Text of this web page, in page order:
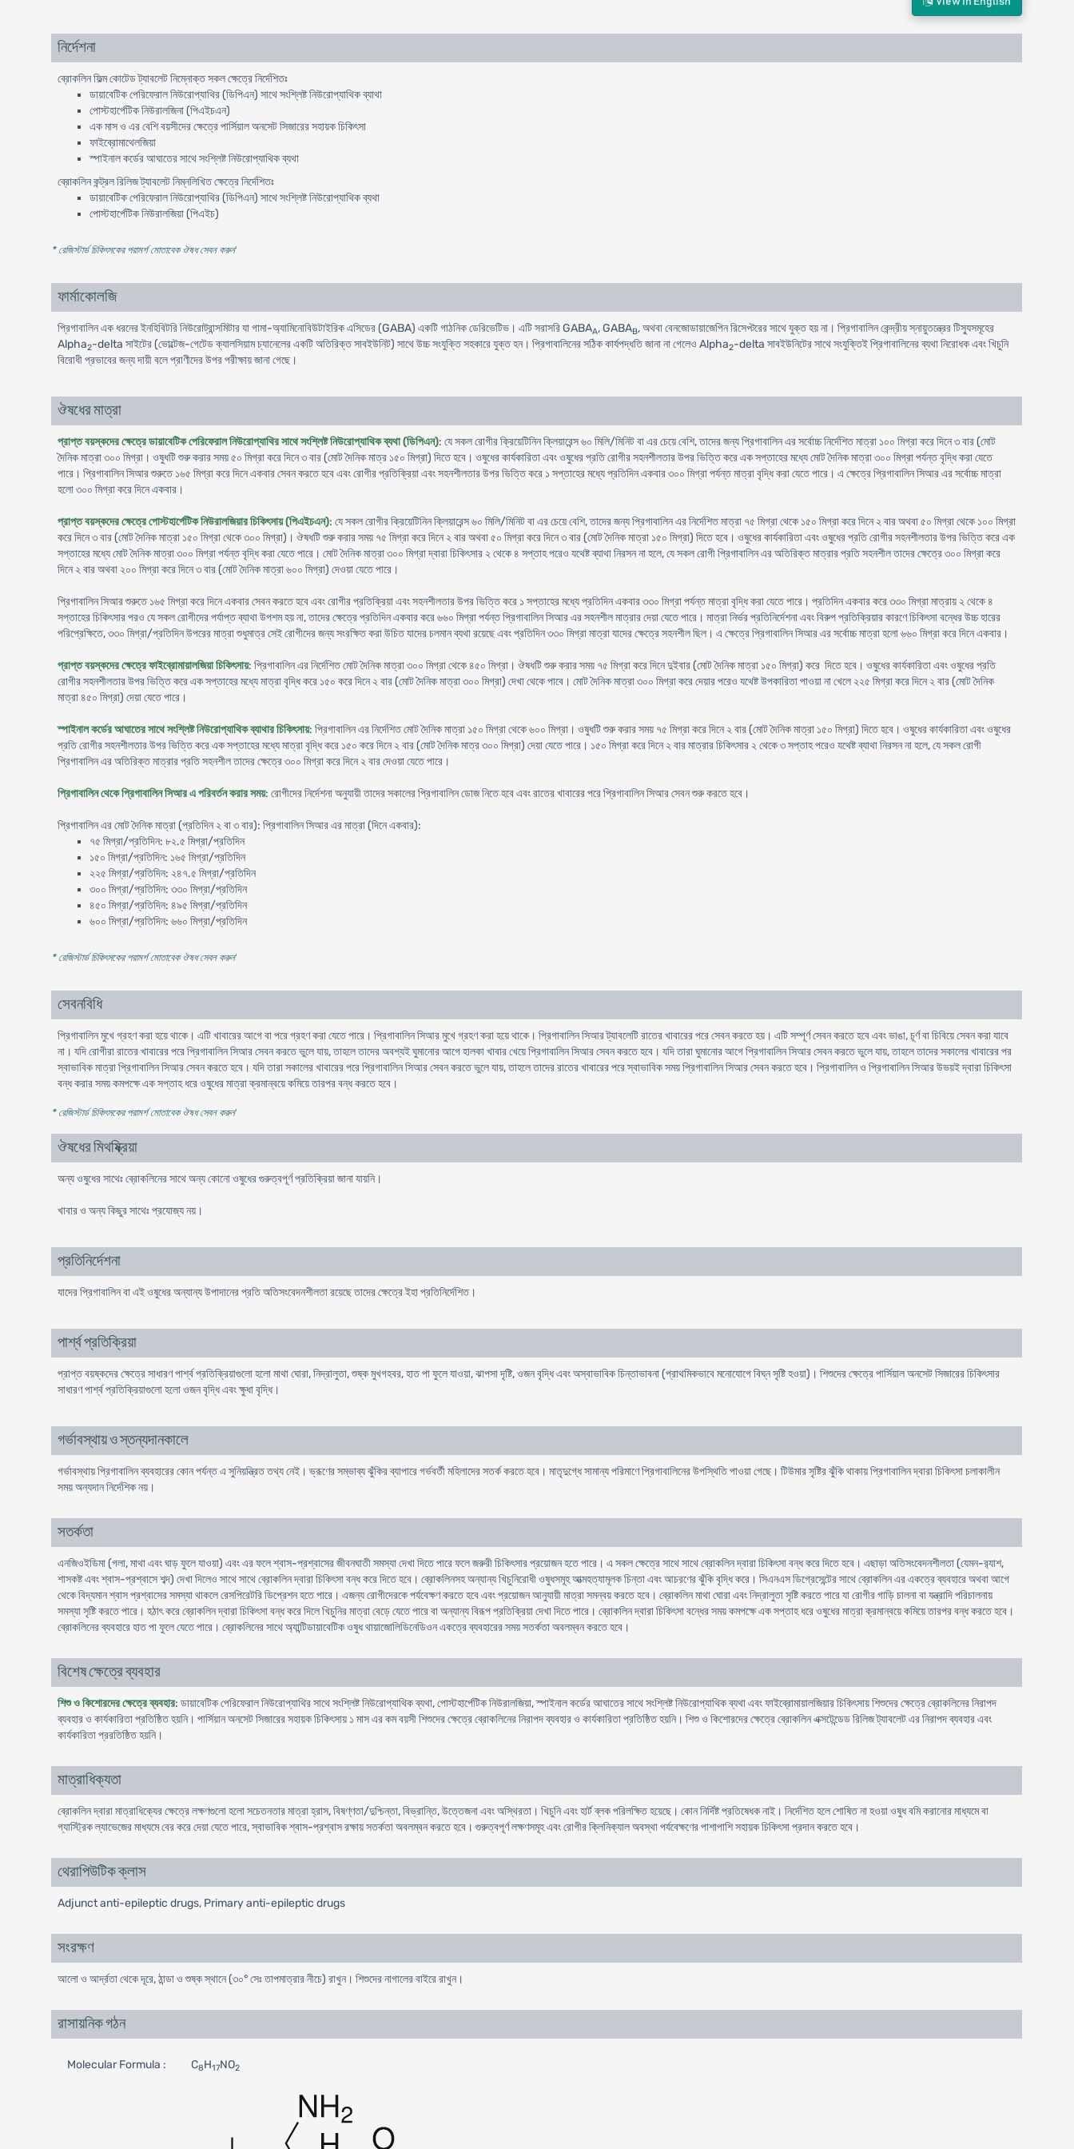
নির্দেশনা
ব্রোকলিন ফিল্ম কোটেড ট্যাবলেট নিম্নোক্ত সকল ক্ষেত্রে নির্দেশিতঃ
ডায়াবেটিক পেরিফেরাল নিউরোপ্যাথির (ডিপিএন) সাথে সংশ্লিষ্ট নিউরোপ্যাথিক ব্যাথা
পোস্টহার্পেটিক নিউরালজিনা (পিএইচএন)
এক মাস ও এর বেশি বয়সীদের ক্ষেত্রে পার্সিয়াল অনসেট সিজারের সহায়ক চিকিৎসা
ফাইব্রোমাথেলজিয়া
স্পাইনাল কর্ডের আঘাতের সাথে সংশ্লিষ্ট নিউরোপ্যাথিক ব্যথা
ব্রোকলিন কন্ট্রল রিলিজ ট্যাবলেট নিম্নলিখিত ক্ষেত্রে নির্দেশিতঃ
ডায়াবেটিক পেরিফেরাল নিউরোপ্যাথির (ডিপিএন) সাথে সংশ্লিষ্ট নিউরোপ্যাথিক ব্যথা
পোস্টহার্পেটিক নিউরালজিয়া (পিএইচ)
* রেজিস্টার্ড চিকিৎসকের পরামর্শ মোতাবেক ঔষধ সেবন করুন'
ফার্মাকোলজি
প্রিগাবালিন এক ধরনের ইনহিবিটরি নিউরোট্রান্সমিটার যা গামা-অ্যামিনোবিউটাইরিক এসিডের (GABA) একটি গাঠনিক ডেরিভেটিভ। এটি সরাসরি GABAA, GABAB, অথবা বেনজোডায়াজেপিন রিসেপ্টরের সাথে যুক্ত হয় না। প্রিগাবালিন কেন্দ্রীয় স্নায়ুতন্ত্রের টিস্যুসমূহের
Alpha2-delta সাইটের (ভোল্টেজ-গেটেড ক্যালসিয়াম চ্যানেলের একটি অতিরিক্ত সাবইউনিট) সাথে উচ্চ সংযুক্তি সহকারে যুক্ত হন। প্রিগাবালিনের সঠিক কার্যপদ্ধতি জানা না গেলেও Alpha2-delta সাবইউনিটের সাথে সংযুক্তিই প্রিগাবালিনের ব্যথা নিরোধক এবং খিচুনি
বিরোধী প্রভাবের জন্য দায়ী বলে প্রাণীদের উপর পরীক্ষায় জানা গেছে।
ঔষধের মাত্রা
প্রাপ্ত বয়স্কদের ক্ষেত্রে ডায়াবেটিক পেরিফেরাল নিউরোপ্যাথির সাথে সংশ্লিষ্ট নিউরোপ্যাথিক ব্যথা (ডিপিএন): যে সকল রোগীর ক্রিয়েটিনিন ক্লিয়ারেন্স ৬০ মিলি/মিনিট বা এর চেয়ে বেশি, তাদের জন্য প্রিগাবালিন এর সর্বোচ্চ নির্দেশিত মাত্রা ১০০ মিগ্রা করে দিনে ৩ বার (মোট
দৈনিক মাত্রা ৩০০ মিগ্রা। ওষুধটি শুরু করার সময় ৫০ মিগ্রা করে দিনে ৩ বার (মোট দৈনিক মাত্র ১৫০ মিগ্রা) দিতে হবে। ওষুধের কার্যকারিতা এবং ওষুধের প্রতি রোগীর সহনশীলতার উপর ভিত্তি করে এক সপ্তাহের মধ্যে মোট দৈনিক মাত্রা ৩০০ মিগ্রা পর্যন্ত বৃদ্ধি করা যেতে
পারে। প্রিগাবালিন সিআর শুরুতে ১৬৫ মিগ্রা করে দিনে একবার সেবন করতে হবে এবং রোগীর প্রতিক্রিয়া এবং সহনশীলতার উপর ভিত্তি করে ১ সপ্তাহের মধ্যে প্রতিদিন একবার ৩০০ মিগ্রা পর্যন্ত মাত্রা বৃদ্ধি করা যেতে পারে। এ ক্ষেত্রে প্রিগাবালিন সিআর এর সর্বোচ্চ মাত্রা
হলো ৩০০ মিগ্রা করে দিনে একবার।
প্রাপ্ত বয়স্কদের ক্ষেত্রে পোস্টহার্পেটিক নিউরালজিয়ার চিকিৎসায় (পিএইচএন): যে সকল রোগীর ক্রিয়েটিনিন ক্লিয়ারেন্স ৬০ মিলি/মিনিট বা এর চেয়ে বেশি, তাদের জন্য প্রিগাবালিন এর নির্দেশিত মাত্রা ৭৫ মিগ্রা থেকে ১৫০ মিগ্রা করে দিনে ২ বার অথবা ৫০ মিগ্রা থেকে ১০০ মিগ্রা
করে দিনে ৩ বার (মোট দৈনিক মাত্রা ১৫০ মিগ্রা থেকে ৩০০ মিগ্রা)। ঔষধটি শুরু করার সময় ৭৫ মিগ্রা করে দিনে ২ বার অথবা ৫০ মিগ্রা করে দিনে ৩ বার (মোট দৈনিক মাত্রা ১৫০ মিগ্রা) দিতে হবে। ওষুধের কার্যকারিতা এবং ওষুধের প্রতি রোগীর সহনশীলতার উপর ভিত্তি করে এক
সপ্তাহের মধ্যে মোট দৈনিক মাত্রা ৩০০ মিগ্রা পর্যন্ত বৃদ্ধি করা যেতে পারে। মোট দৈনিক মাত্রা ৩০০ মিগ্রা দ্বারা চিকিৎসার ২ থেকে ৪ সপ্তাহ পরেও যথেষ্ট ব্যাথা নিরসন না হলে, যে সকল রোগী প্রিগাবালিন এর অতিরিক্ত মাত্রার প্রতি সহনশীল তাদের ক্ষেত্রে ৩০০ মিগ্রা করে
দিনে ২ বার অথবা ২০০ মিগ্রা করে দিনে ৩ বার (মোট দৈনিক মাত্রা ৬০০ মিগ্রা) দেওয়া যেতে পারে।
প্রিগাবালিন সিআর শুরুতে ১৬৫ মিগ্রা করে দিনে একবার সেবন করতে হবে এবং রোগীর প্রতিক্রিয়া এবং সহনশীলতার উপর ভিত্তি করে ১ সপ্তাহের মধ্যে প্রতিদিন একবার ৩৩০ মিগ্রা পর্যন্ত মাত্রা বৃদ্ধি করা যেতে পারে। প্রতিদিন একবার করে ৩৩০ মিগ্রা মাত্রায় ২ থেকে ৪
সপ্তাহের চিকিৎসার পরও যে সকল রোগীদের পর্যাপ্ত ব্যাথা উপশম হয় না, তাদের ক্ষেত্রে প্রতিদিন একবার করে ৬৬০ মিগ্রা পর্যন্ত প্রিগাবালিন সিআর এর সহনশীল মাত্রার দেয়া যেতে পারে। মাত্রা নির্ভর প্রতিনির্দেশনা এবং বিরুপ প্রতিক্রিয়ার কারণে চিকিৎসা বন্ধের উচ্চ হারের
পরিপ্রেক্ষিতে, ৩৩০ মিগ্রা/প্রতিদিন উপরের মাত্রা শুধুমাত্র সেই রোগীদের জন্য সংরক্ষিত করা উচিত যাদের চলমান ব্যথা রয়েছে এবং প্রতিদিন ৩৩০ মিগ্রা মাত্রা যাদের ক্ষেত্রে সহনশীল ছিল। এ ক্ষেত্রে প্রিগাবালিন সিআর এর সর্বোচ্চ মাত্রা হলো ৬৬০ মিগ্রা করে দিনে একবার।
প্রাপ্ত বয়স্কদের ক্ষেত্রে ফাইব্রোমায়ালজিয়া চিকিৎসায়: প্রিগাবালিন এর নির্দেশিত মোট দৈনিক মাত্রা ৩০০ মিগ্রা থেকে ৪৫০ মিগ্রা। ঔষধটি শুরু করার সময় ৭৫ মিগ্রা করে দিনে দুইবার (মোট দৈনিক মাত্রা ১৫০ মিগ্রা) করে দিতে হবে। ওষুধের কার্যকারিতা এবং ওষুধের প্রতি
রোগীর সহনশীলতার উপর ভিত্তি করে এক সপ্তাহের মধ্যে মাত্রা বৃদ্ধি করে ১৫০ করে দিনে ২ বার (মোট দৈনিক মাত্রা ৩০০ মিগ্রা) দেখা থেকে পাবে। মোট দৈনিক মাত্রা ৩০০ মিগ্রা করে দেয়ার পরেও যথেষ্ট উপকারিতা পাওয়া না খেলে ২২৫ মিগ্রা করে দিনে ২ বার (মোট দৈনিক
মাত্রা ৪৫০ মিগ্রা) দেয়া যেতে পারে।
স্পাইনাল কর্ডের আঘাতের সাথে সংশ্লিষ্ট নিউরোপ্যাথিক ব্যাথার চিকিৎসায়: প্রিগাবালিন এর নির্দেশিত মোট দৈনিক মাত্রা ১৫০ মিগ্রা থেকে ৬০০ মিগ্রা। ওষুধটি শুরু করার সময় ৭৫ মিগ্রা করে দিনে ২ বার (মোট দৈনিক মাত্রা ১৫০ মিগ্রা) দিতে হবে। ওষুধের কার্যকারিতা এবং ওষুধের
প্রতি রোগীর সহনশীলতার উপর ভিত্তি করে এক সপ্তাহের মধ্যে মাত্রা বৃদ্ধি করে ১৫০ করে দিনে ২ বার (মোট দৈনিক মাত্র ৩০০ মিগ্রা) দেয়া যেতে পারে। ১৫০ মিগ্রা করে দিনে ২ বার মাত্রার চিকিৎসার ২ থেকে ৩ সপ্তাহ পরেও যথেষ্ট ব্যাথা নিরসন না হলে, যে সকল রোগী
প্রিগাবালিন এর অতিরিক্ত মাত্রার প্রতি সহনশীল তাদের ক্ষেত্রে ৩০০ মিগ্রা করে দিনে ২ বার দেওয়া যেতে পারে।
প্রিগাবালিন থেকে প্রিগাবালিন সিআর এ পরিবর্তন করার সময়: রোগীদের নির্দেশনা অনুযায়ী তাদের সকালের প্রিগাবালিন ডোজ নিতে হবে এবং রাতের খাবারের পরে প্রিগাবালিন সিআর সেবন শুরু করতে হবে।
প্রিগাবালিন এর মোট দৈনিক মাত্রা (প্রতিদিন ২ বা ৩ বার): প্রিগাবালিন সিআর এর মাত্রা (দিনে একবার):
৭৫ মিগ্রা/প্রতিদিন: ৮২.৫ মিগ্রা/প্রতিদিন
১৫০ মিগ্রা/প্রতিদিন: ১৬৫ মিগ্রা/প্রতিদিন
২২৫ মিগ্রা/প্রতিদিন: ২৪৭.৫ মিগ্রা/প্রতিদিন
৩০০ মিগ্রা/প্রতিদিন: ৩৩০ মিগ্রা/প্রতিদিন
৪৫০ মিগ্রা/প্রতিদিন: ৪৯৫ মিগ্রা/প্রতিদিন
৬০০ মিগ্রা/প্রতিদিন: ৬৬০ মিগ্রা/প্রতিদিন
* রেজিস্টার্ড চিকিৎসকের পরামর্শ মোতাবেক ঔষধ সেবন করুন'
সেবনবিধি
প্রিগাবালিন মুখে গ্রহণ করা হয়ে থাকে। এটি খাবারের আগে বা পরে গ্রহণ করা যেতে পারে। প্রিগাবালিন সিআর মুখে গ্রহণ করা হয়ে থাকে। প্রিগাবালিন সিআর ট্যাবলেটি রাতের খাবারের পরে সেবন করতে হয়। এটি সম্পূর্ণ সেবন করতে হবে এবং ভাঙা, চূর্ণ বা চিবিয়ে সেবন করা যাবে
না। যদি রোগীরা রাতের খাবারের পরে প্রিগাবালিন সিআর সেবন করতে ভুলে যায়, তাহলে তাদের অবশ্যই ঘুমানোর আগে হালকা খাবার খেয়ে প্রিগাবালিন সিআর সেবন করতে হবে। যদি তারা ঘুমানোর আগে প্রিগাবালিন সিআর সেবন করতে ভুলে যায়, তাহলে তাদের সকালের খাবারের পর
স্বাভাবিক মাত্রা প্রিগাবালিন সিআর সেবন করতে হবে। যদি তারা সকালের খাবারের পরে প্রিগাবালিন সিআর সেবন করতে ভুলে যায়, তাহলে তাদের রাতের খাবারের পরে স্বাভাবিক সময় প্রিগাবালিন সিআর সেবন করতে হবে। প্রিগাবালিন ও প্রিগাবালিন সিআর উভয়ই দ্বারা চিকিৎসা
বন্ধ করার সময় কমপক্ষে এক সপ্তাহ ধরে ওষুধের মাত্রা ক্রমান্বয়ে কমিয়ে তারপর বন্ধ করতে হবে।
* রেজিস্টার্ড চিকিৎসকের পরামর্শ মোতাবেক ঔষধ সেবন করুন'
ঔষধের মিথষ্ক্রিয়া
অন্য ওষুধের সাথেঃ ব্রোকলিনের সাথে অন্য কোনো ওষুধের গুরুত্বপূর্ণ প্রতিক্রিয়া জানা যায়নি।
খাবার ও অন্য কিছুর সাথেঃ প্রযোজ্য নয়।
প্রতিনির্দেশনা
যাদের প্রিগাবালিন বা এই ওষুধের অন্যান্য উপাদানের প্রতি অতিসংবেদনশীলতা রয়েছে তাদের ক্ষেত্রে ইহা প্রতিনির্দেশিত।
পার্শ্ব প্রতিক্রিয়া
প্রাপ্ত বয়ষ্কদের ক্ষেত্রে সাধারণ পার্শ্ব প্রতিক্রিয়াগুলো হলো মাথা ঘোরা, নিদ্রালুতা, শুষ্ক মুখগহবর, হাত পা ফুলে যাওয়া, ঝাপসা দৃষ্টি, ওজন বৃদ্ধি এবং অস্বাভাবিক চিন্তাভাবনা (প্রাথমিকভাবে মনোযোগে বিঘ্ন সৃষ্টি হওয়া)। শিশুদের ক্ষেত্রে পার্সিয়াল অনসেট সিজারের চিকিৎসার
সাধারণ পার্শ্ব প্রতিক্রিয়াগুলো হলো ওজন বৃদ্ধি এবং ক্ষুধা বৃদ্ধি।
গর্ভাবস্থায় ও স্তন্যদানকালে
গর্ভাবস্থায় প্রিগাবালিন ব্যবহারের কোন পর্যন্ত এ সুনিয়ন্ত্রিত তথ্য নেই। ভ্রূণের সম্ভাব্য ঝুঁকির ব্যাপারে গর্ভবর্তী মহিলাদের সতর্ক করতে হবে। মাতৃদুগ্ধে সামান্য পরিমাণে প্রিগাবালিনের উপস্থিতি পাওয়া গেছে। টিউমার সৃষ্টির ঝুঁকি থাকায় প্রিগাবালিন দ্বারা চিকিৎসা চলাকালীন
সময় অন্যদান নির্দেশিক নয়।
সতর্কতা
এনজিওইডিমা (গলা, মাথা এবং ঘাড় ফুলে যাওয়া) এবং এর ফলে শ্বাস-প্রশ্বাসের জীবনঘাতী সমস্যা দেখা দিতে পারে ফলে জরুরী চিকিৎসার প্রয়োজন হতে পারে। এ সকল ক্ষেত্রে সাথে সাথে ব্রোকলিন দ্বারা চিকিৎসা বন্ধ করে দিতে হবে। এছাড়া অতিসংবেদনশীলতা (যেমন-র‍্যাশ,
শাসকষ্ট এবং শ্বাস-প্রশ্বাসে শব্দ) দেখা দিলেও সাথে সাথে ব্রোকলিন দ্বারা চিকিৎসা বন্ধ করে দিতে হবে। ব্রোকলিনসহ অন্যান্য খিচুনিরোধী ওষুধসমূহ আত্মহত্যামূলক চিন্তা এবং আচরণের ঝুঁকি বৃদ্ধি করে। সিএনএস ডিগ্রেসেন্টের সাথে ব্রোকলিন এর একত্রে ব্যবহারে অথবা আগে
থেকে বিদ্যমান শ্বাস প্রশ্বাসের সমস্যা থাকলে রেসপিরেটরি ডিপ্রেশন হতে পারে। এজন্য রোগীদেরকে পর্যবেক্ষণ করতে হবে এবং প্রয়োজন আনুযায়ী মাত্রা সমন্বয় করতে হবে। ব্রোকলিন মাথা ঘোরা এবং নিদ্রালুতা সৃষ্টি করতে পারে যা রোগীর গাড়ি চালনা বা যন্ত্রাদি পরিচালনায়
সমস্যা সৃষ্টি করতে পারে। হঠাৎ করে ব্রোকলিন দ্বারা চিকিৎসা বন্ধ করে দিলে খিচুনির মাত্রা বেড়ে যেতে পারে বা অন্যান্য বিরূপ প্রতিক্রিয়া দেখা দিতে পারে। ব্রোকলিন দ্বারা চিকিৎসা বন্ধের সময় কমপক্ষে এক সপ্তাহ ধরে ওষুধের মাত্রা ক্রমান্বয়ে কমিয়ে তারপর বন্ধ করতে হবে।
ব্রোকলিনের ব্যবহারে হাত পা ফুলে যেতে পারে। ব্রোকলিনের সাথে অ্যান্টিডায়াবেটিক ওষুধ থায়াজোলিডিনেডিওন একত্রে ব্যবহারের সময় সতর্কতা অবলম্বন করতে হবে।
বিশেষ ক্ষেত্রে ব্যবহার
শিশু ও কিশোরদের ক্ষেত্রে ব্যবহার: ডায়াবেটিক পেরিফেরাল নিউরোপ্যাথির সাথে সংশ্লিষ্ট নিউরোপ্যাথিক ব্যথা, পোস্টহার্পেটিক নিউরালজিয়া, স্পাইনাল কর্ডের আঘাতের সাথে সংশ্লিষ্ট নিউরোপ্যাথিক ব্যথা এবং ফাইব্রোমায়ালজিয়ার চিকিৎসায় শিশুদের ক্ষেত্রে ব্রোকলিনের নিরাপদ
ব্যবহার ও কার্যকারিতা প্রতিষ্ঠিত হয়নি। পার্সিয়ান অনসেট সিজারের সহায়ক চিকিৎসায় ১ মাস এর কম বয়সী শিশুদের ক্ষেত্রে ব্রোকলিনের নিরাপদ ব্যবহার ও কার্যকারিতা প্রতিষ্ঠিত হয়নি। শিশু ও কিশোরদের ক্ষেত্রে ব্রোকলিন এক্সটেন্ডেড রিলিজ ট্যাবলেট এর নিরাপদ ব্যবহার এবং
কার্যকারিতা প্ররতিষ্ঠিত হয়নি।
মাত্রাধিক্যতা
ব্রোকলিন দ্বারা মাত্রাধিক্যের ক্ষেত্রে লক্ষণগুলো হলো সচেতনতার মাত্রা হ্রাস, বিষণ্ণতা/দুশ্চিন্তা, বিভ্রান্তি, উত্তেজনা এবং অস্থিরতা। খিচুনি এবং হার্ট ব্লক পরিলক্ষিত হয়েছে। কোন নির্দিষ্ট প্রতিষেধক নাই। নির্দেশিত হলে শোষিত না হওয়া ওষুধ বমি করানোর মাধ্যমে বা
গ্যাস্ট্রিক ল্যাভেজের মাধ্যমে বের করে দেয়া যেতে পারে, স্বাভাবিক শ্বাস-প্রশ্বাস রক্ষায় সতর্কতা অবলম্বন করতে হবে। গুরুত্বপূর্ণ লক্ষণসমূহ এবং রোগীর ক্লিনিক্যাল অবস্থা পর্যবেক্ষণের পাশাপাশি সহায়ক চিকিৎসা প্রদান করতে হবে।
থেরাপিউটিক ক্লাস
Adjunct anti-epileptic drugs, Primary anti-epileptic drugs
সংরক্ষণ
আলো ও আর্দ্রতা থেকে দূরে, ঠান্ডা ও শুষ্ক স্থানে (৩০° সেঃ তাপমাত্রার নীচে) রাখুন। শিশুদের নাগালের বাইরে রাখুন।
রাসায়নিক গঠন
Molecular Formula : C8H17NO2